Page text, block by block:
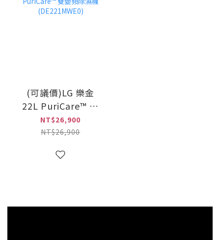
(可議價)LG 樂金
22L PuriCare™ 雙
變頻除濕機
(DE221MWE0)
NT$26,900
NT$26,900